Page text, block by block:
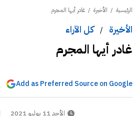
الرئيسية / الأخيرة / غادر أيها المجرم
الأخيرة /كل الآراء
غادر أيها المجرم
Add as Preferred Source on Google
الأحد 11 يوليو 2021